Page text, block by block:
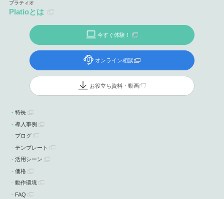
Platioとは
今すぐ体験！
オンライン相談
お役立ち資料・動画
特長
導入事例
ブログ
テンプレート
活用シーン
価格
動作環境
FAQ